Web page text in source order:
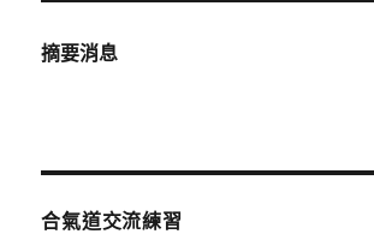
摘要消息
合氣道交流練習